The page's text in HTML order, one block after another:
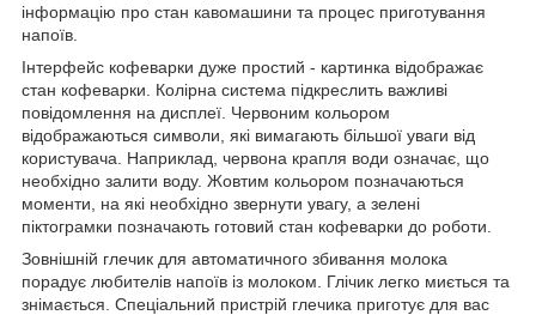
інформацію про стан кавомашини та процес приготування
напоїв.
Інтерфейс кофеварки дуже простий - картинка відображає
стан кофеварки. Колірна система підкреслить важливі
повідомлення на дисплеї. Червоним кольором
відображаються символи, які вимагають більшої уваги від
користувача. Наприклад, червона крапля води означає, що
необхідно залити воду. Жовтим кольором позначаються
моменти, на які необхідно звернути увагу, а зелені
піктограмки позначають готовий стан кофеварки до роботи.
Зовнішній глечик для автоматичного збивання молока
порадує любителів напоїв із молоком. Глічик легко миється та
знімається. Спеціальний пристрій глечика приготує для вас